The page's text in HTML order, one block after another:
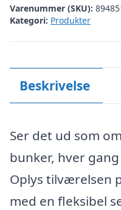
Varenummer (SKU):
Kategori: Produkter
Beskrivelse
Ser det ud som
bunker, hver
Oplys tilværelsen
med en fleksibel